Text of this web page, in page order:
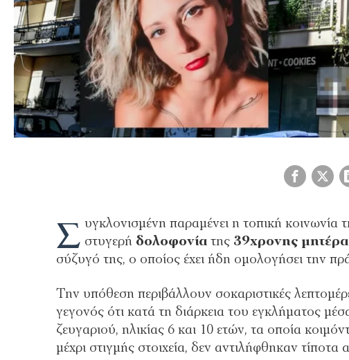
Σ υγκλονισμένη παραμένει η τοπική κοινωνία
στυγερή δολοφονία της 39χρονης
σύζυγό της, ο οποίος έχει ήδη ομολογήσει την
Την υπόθεση περιβάλλουν σοκαριστικές
γεγονός ότι κατά τη διάρκεια του εγκλήματος
ζευγαριού, ηλικίας 6 και 10 ετών, τα οποία
μέχρι στιγμής στοιχεία, δεν αντιλήφθηκαν